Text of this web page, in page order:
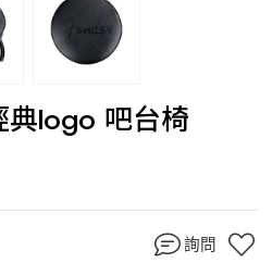
典logo 吧台椅
詢問